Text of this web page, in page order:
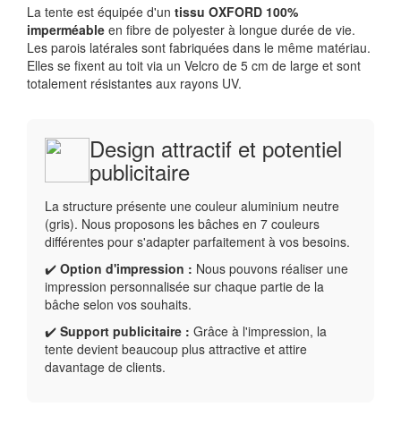
La tente est équipée d'un tissu OXFORD 100%
imperméable en fibre de polyester à longue durée de vie.
Les parois latérales sont fabriquées dans le même matériau.
Elles se fixent au toit via un Velcro de 5 cm de large et sont
totalement résistantes aux rayons UV.
Design attractif et potentiel
publicitaire
La structure présente une couleur aluminium neutre
(gris). Nous proposons les bâches en 7 couleurs
différentes pour s'adapter parfaitement à vos besoins.
✔️ Option d'impression : Nous pouvons réaliser une
impression personnalisée sur chaque partie de la
bâche selon vos souhaits.
✔️ Support publicitaire : Grâce à l'impression, la
tente devient beaucoup plus attractive et attire
davantage de clients.